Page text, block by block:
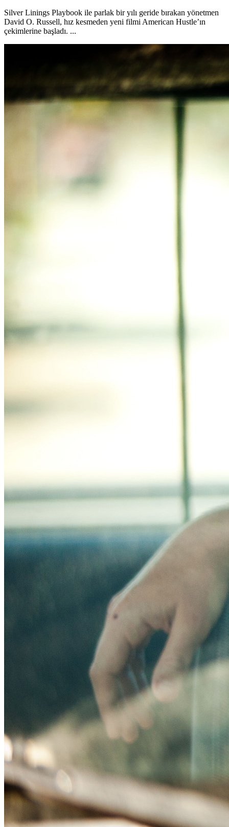
Silver Linings Playbook ile parlak bir yılı geride bırakan yönetmen
David O. Russell, hız kesmeden yeni filmi American Hustle’ın
çekimlerine başladı. ...